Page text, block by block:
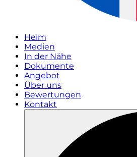
Heim
Medien
In der Nähe
Dokumente
Angebot
Über uns
Bewertungen
Kontakt